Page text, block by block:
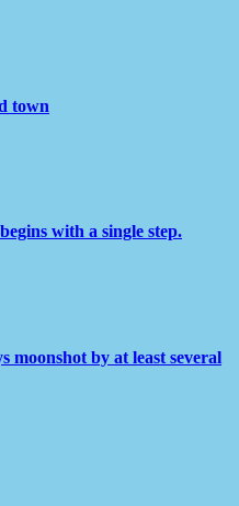
town
with a single step.
moonshot by at least several